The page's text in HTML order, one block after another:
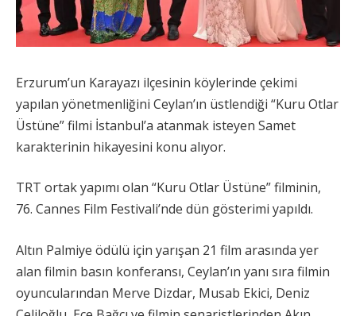
Erzurum’un Karayazı ilçesinin köylerinde çekimi
yapılan yönetmenliğini Ceylan’ın üstlendiği “Kuru Otlar
Üstüne” filmi İstanbul’a atanmak isteyen Samet
karakterinin hikayesini konu alıyor.
TRT ortak yapımı olan “Kuru Otlar Üstüne” filminin,
76. Cannes Film Festivali’nde dün gösterimi yapıldı.
Altın Palmiye ödülü için yarışan 21 film arasında yer
alan filmin basın konferansı, Ceylan’ın yanı sıra filmin
oyuncularından Merve Dizdar, Musab Ekici, Deniz